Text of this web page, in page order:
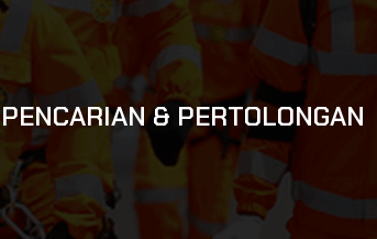
& PERTOLONGAN